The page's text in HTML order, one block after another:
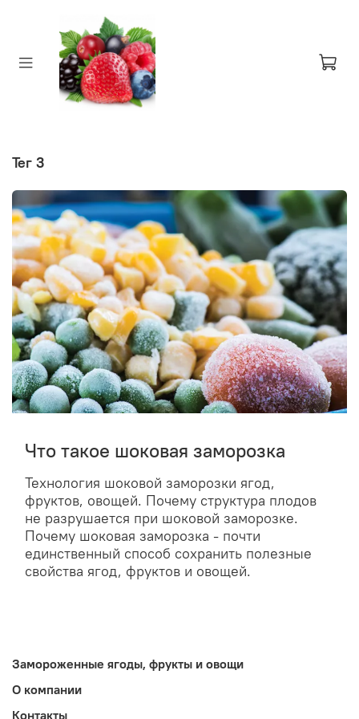
тег 3
Что такое шоковая заморозка
Технология шоковой заморозки ягод,
фруктов, овощей. Почему структура плодов
не разрушается при шоковой заморозке.
Почему шоковая заморозка - почти
единственный способ сохранить полезные
свойства ягод, фруктов и овощей.
Замороженные ягоды, фрукты и овощи
О компании
Контакты